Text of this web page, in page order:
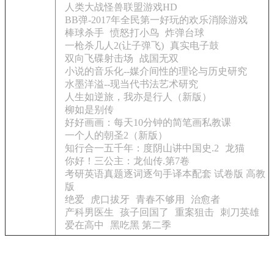
人类大战怪兽联盟游戏HD
BB弹-2017年全民第一好玩的欢乐消除游戏
棒球杀手 愤怒打小鸟
炸弹台球
一枪杀几人2(让子弹飞) 真实电子鼓
双向飞碟射击场
战国无双
小说的音乐化--媒介间性的理论与历史研究
水墨洋溢--现当代书法艺术研究
人生如逆旅，我亦是行人（新版）
柳如是别传
好好画画：每天10分钟的简笔画私教课
一个人的朝圣2（新版）
知行合一五千年：度阴山讲中国史.2
龙猫
你好！三公主：龙仙传.第7卷
考研英语真题逐词逐句手译本配套 试卷版 高教
版
绝爱
虎口拔牙 青春不够用
治愈者
产科男医生
孩子回国了 重案狙击
刺刀英雄
爱在高中
黑吃黑 第二季